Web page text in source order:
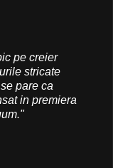
pe creier
stricate
pare ca
in premiera